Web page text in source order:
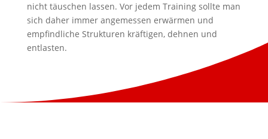
nicht täuschen lassen. Vor jedem Training sollte man
sich daher immer angemessen erwärmen und
empfindliche Strukturen kräftigen, dehnen und
entlasten.